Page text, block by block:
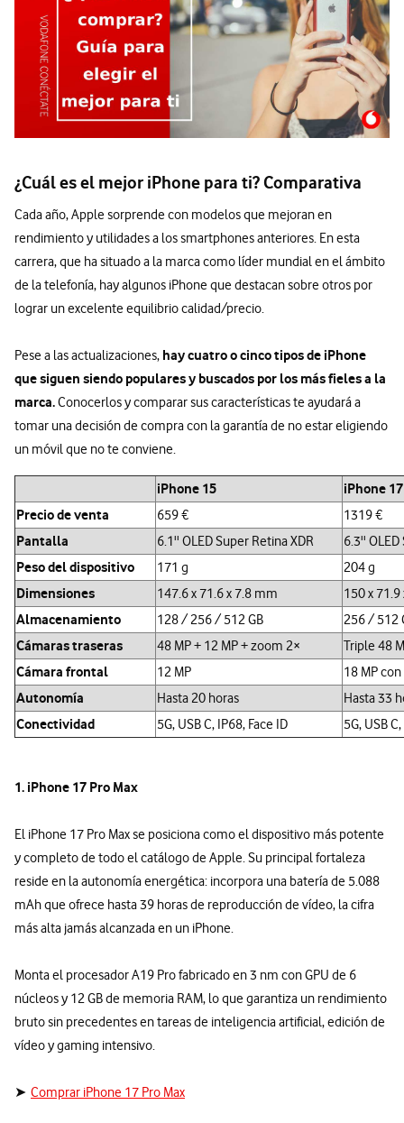
¿Cuál es el mejor iPhone para ti? Comparativa
Cada año, Apple sorprende con modelos que mejoran en
rendimiento y utilidades a los smartphones anteriores. En esta
carrera, que ha situado a la marca como líder mundial en el ámbito
de la telefonía, hay algunos iPhone que destacan sobre otros por
lograr un excelente equilibrio calidad/precio.
Pese a las actualizaciones, hay cuatro o cinco tipos de iPhone
que siguen siendo populares y buscados por los más fieles a la
marca.Conocerlos y comparar sus características te ayudará a
tomar una decisión de compra con la garantía de no estar eligiendo
un móvil que no te conviene.
iPhone 15
iPhone
Precio de venta
659 € 1319 €
Pantalla 6.1'' OLED Super Retina XDR 6.3''
Peso del dispositivo 171 g 204 g
Dimensiones 147.6 x 71.6 x 7.8 mm 150 x
Almacenamiento 128 / 256 / 512 GB 256 / 512
Cámaras traseras 48 MP + 12 MP + zoom 2× Triple 48
Cámara frontal 12 MP 18 MP
Autonomía Hasta 20 horas Hasta 33
Conectividad 5G, USB C, IP68, Face ID 5G, USB
1. iPhone 17 Pro Max
El iPhone 17 Pro Max se posiciona como el dispositivo más potente
y completo de todo el catálogo de Apple. Su principal fortaleza
reside en la autonomía energética: incorpora una batería de 5.088
mAh que ofrece hasta 39 horas de reproducción de vídeo, la cifra
más alta jamás alcanzada en un iPhone.
Monta el procesador A19 Pro fabricado en 3 nm con GPU de 6
núcleos y 12 GB de memoria RAM, lo que garantiza un rendimiento
bruto sin precedentes en tareas de inteligencia artificial, edición de
vídeo y gaming intensivo.
➤ Comprar iPhone 17 Pro Max